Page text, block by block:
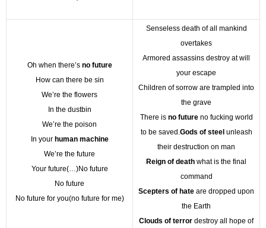
Oh when there’s no future
How can there be sin
We’re the flowers
In the dustbin
We’re the poison
In your human machine
We’re the future
Your future(…)No future
No future
No future for you(no future for me)
Senseless death of all mankind
overtakes
Armored assassins destroy at will
your escape
Children of sorrow are trampled into
the grave
There is no futureno fucking world
to be saved.Gods of steel unleash
their destruction on man
Reign of death what is the final
command
Scepters of hate are dropped upon
the Earth
Clouds of terror destroy all hope of